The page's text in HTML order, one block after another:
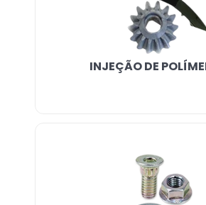
INJEÇÃO DE